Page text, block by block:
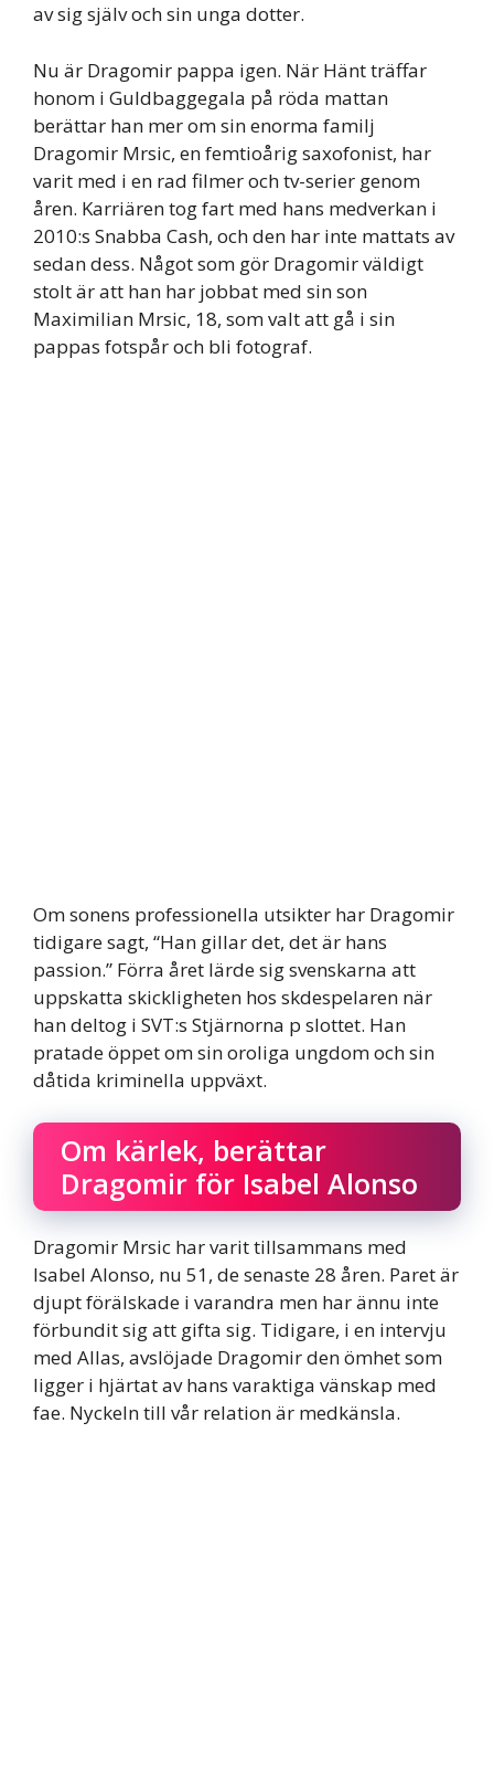
av sig själv och sin unga dotter.
Nu är Dragomir pappa igen. När Hänt träffar
honom i Guldbaggegala på röda mattan
berättar han mer om sin enorma familj
Dragomir Mrsic, en femtioårig saxofonist, har
varit med i en rad filmer och tv-serier genom
åren. Karriären tog fart med hans medverkan i
2010:s Snabba Cash, och den har inte mattats av
sedan dess. Något som gör Dragomir väldigt
stolt är att han har jobbat med sin son
Maximilian Mrsic, 18, som valt att gå i sin
pappas fotspår och bli fotograf.
Om sonens professionella utsikter har Dragomir
tidigare sagt, “Han gillar det, det är hans
passion.” Förra året lärde sig svenskarna att
uppskatta skickligheten hos skdespelaren när
han deltog i SVT:s Stjärnorna p slottet. Han
pratade öppet om sin oroliga ungdom och sin
dåtida kriminella uppväxt.
Om kärlek, berättar
Dragomir för Isabel Alonso
Dragomir Mrsic har varit tillsammans med
Isabel Alonso, nu 51, de senaste 28 åren. Paret är
djupt förälskade i varandra men har ännu inte
förbundit sig att gifta sig. Tidigare, i en intervju
med Allas, avslöjade Dragomir den ömhet som
ligger i hjärtat av hans varaktiga vänskap med
fae. Nyckeln till vår relation är medkänsla.